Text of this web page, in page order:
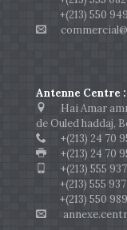
+(213) 550
Antenne Centre :
Hai Amar
de Ouled haddaj,
+(213) 24 70
+(213) 24 70
+(213) 555 937
+(213) 555 937
+(213) 550 989